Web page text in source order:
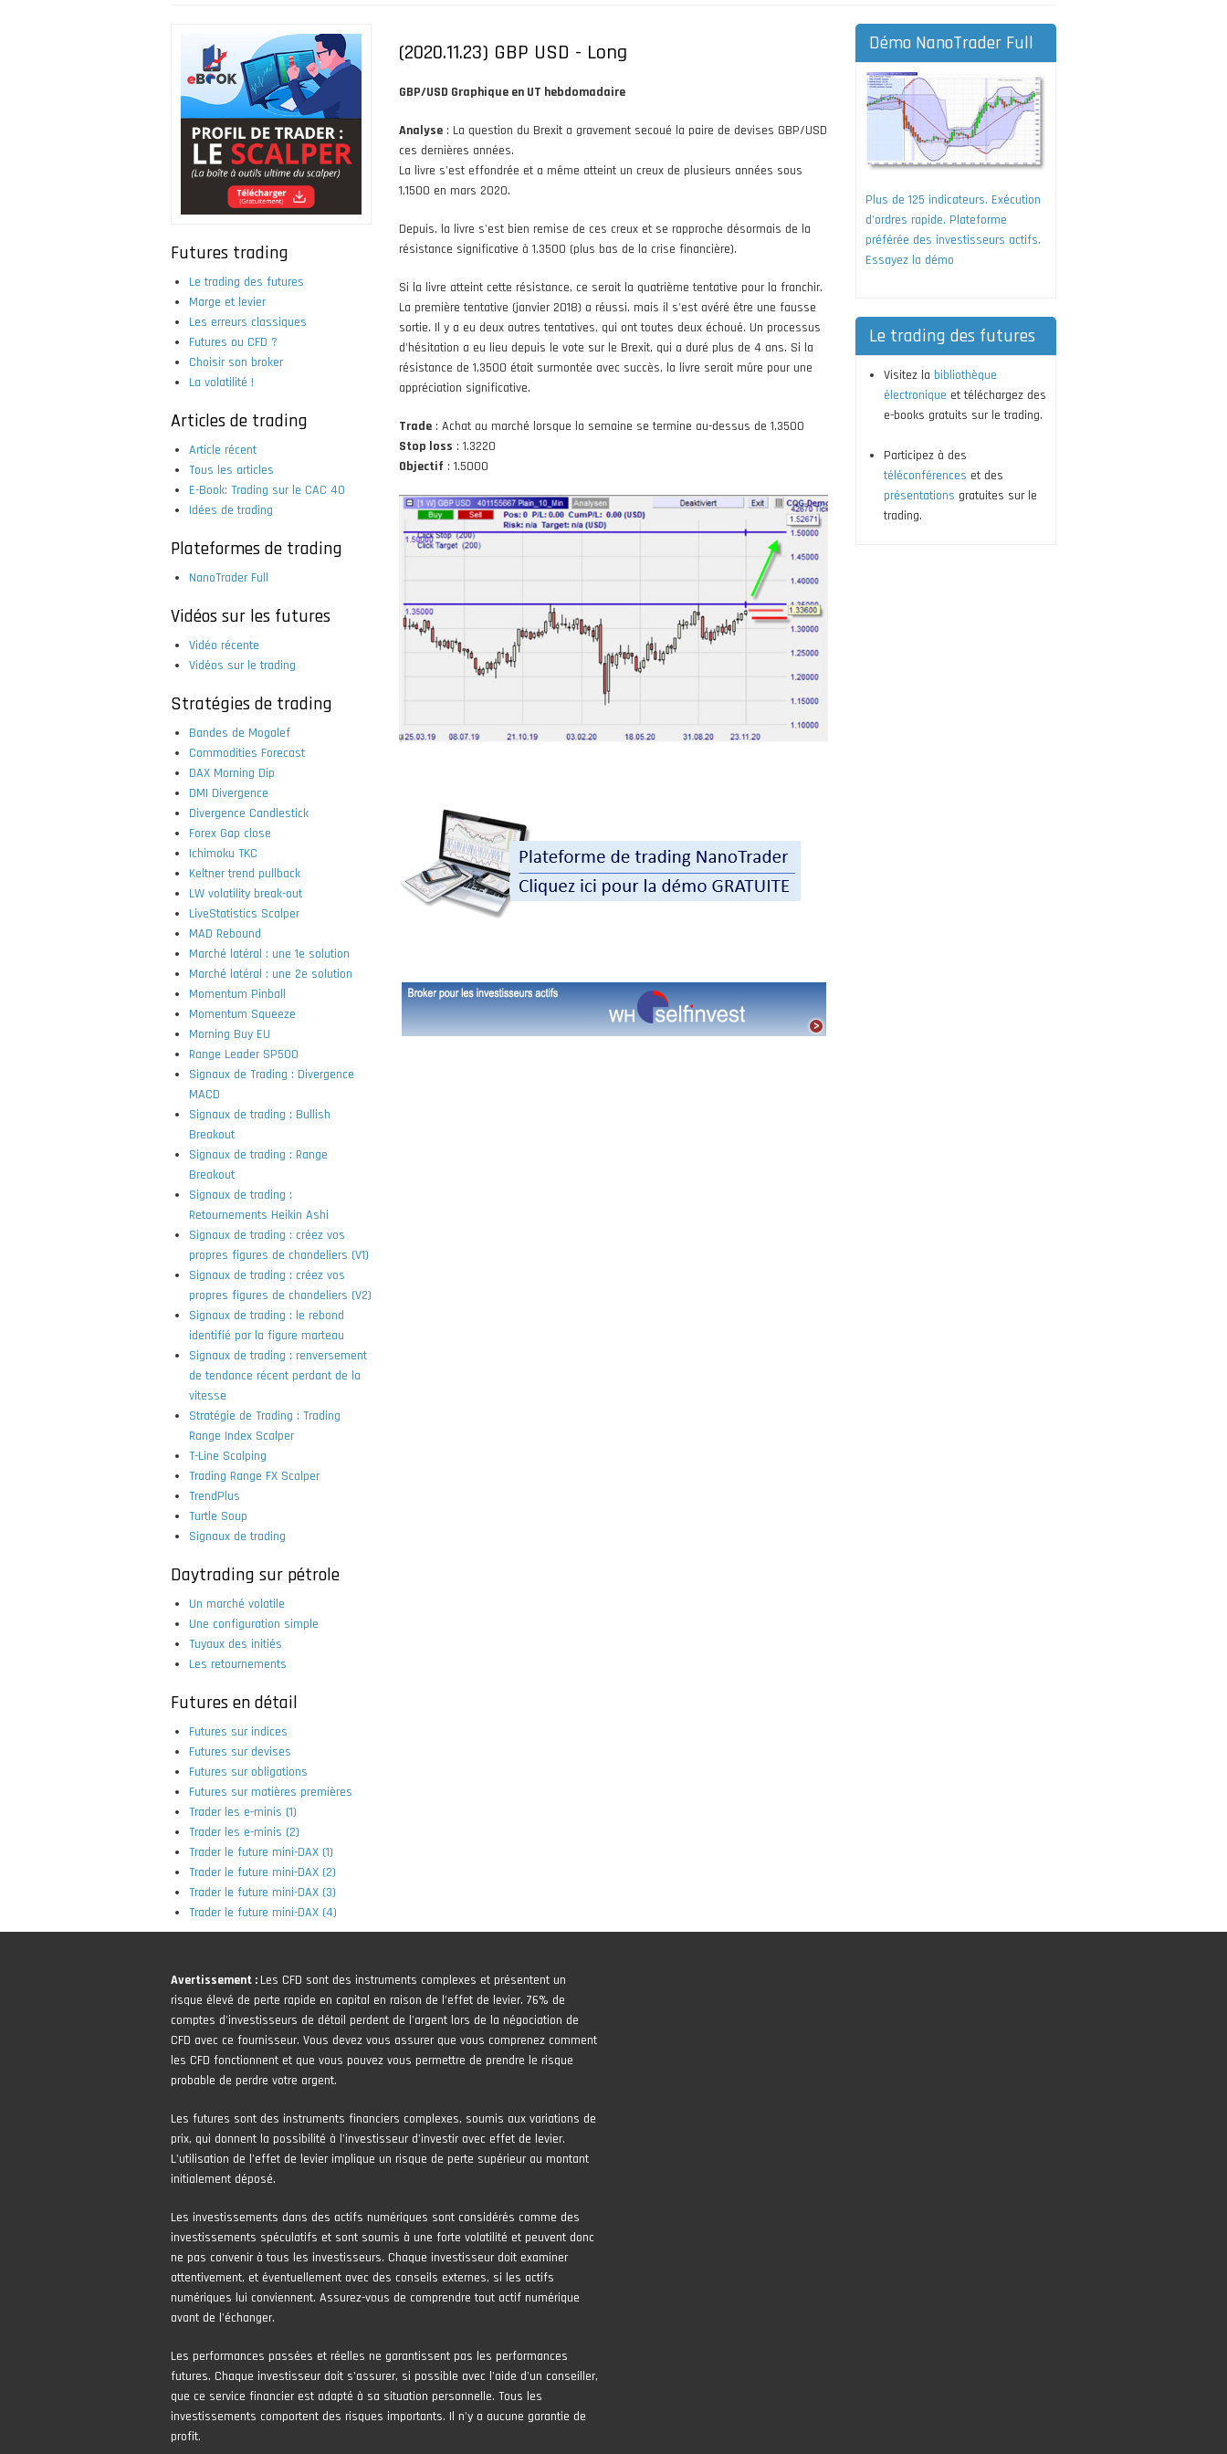
Futures trading
Le trading des futures
Marge et levier
Les erreurs classiques
Futures ou CFD ?
Choisir son broker
La volatilité !
Articles de trading
Article récent
Tous les articles
E-Book: Trading sur le CAC 40
Idées de trading
Plateformes de trading
NanoTrader Full
Vidéos sur les futures
Vidéo récente
Vidéos sur le trading
Stratégies de trading
Bandes de Mogalef
Commodities Forecast
DAX Morning Dip
DMI Divergence
Divergence Candlestick
Forex Gap close
Ichimoku TKC
Keltner trend pullback
LW volatility break-out
LiveStatistics Scalper
MAD Rebound
Marché latéral : une 1e solution
Marché latéral : une 2e solution
Momentum Pinball
Momentum Squeeze
Morning Buy EU
Range Leader SP500
Signaux de Trading : Divergence
MACD
Signaux de trading : Bullish
Breakout
Signaux de trading : Range
Breakout
Signaux de trading :
Retournements Heikin Ashi
Signaux de trading : créez vos
propres figures de chandeliers (V1)
Signaux de trading : créez vos
propres figures de chandeliers (V2)
Signaux de trading : le rebond
identifié par la figure marteau
Signaux de trading : renversement
de tendance récent perdant de la
vitesse
Stratégie de Trading : Trading
Range Index Scalper
T-Line Scalping
Trading Range FX Scalper
TrendPlus
Turtle Soup
Signaux de trading
Daytrading sur pétrole
Un marché volatile
Une configuration simple
Tuyaux des initiés
Les retournements
Futures en détail
Futures sur indices
Futures sur devises
Futures sur obligations
Futures sur matières premières
Trader les e-minis (1)
Trader les e-minis (2)
Trader le future mini-DAX (1)
Trader le future mini-DAX (2)
Trader le future mini-DAX (3)
Trader le future mini-DAX (4)
(2020.11.23) GBP USD - Long
GBP/USD Graphique en UT hebdomadaire
Analyse : La question du Brexit a gravement secoué la paire de devises GBP/USD
ces dernières années.
La livre s'est effondrée et a même atteint un creux de plusieurs années sous
1,1500 en mars 2020.
Depuis, la livre s'est bien remise de ces creux et se rapproche désormais de la
résistance significative à 1.3500 (plus bas de la crise financière).
Si la livre atteint cette résistance, ce serait la quatrième tentative pour la franchir.
La première tentative (janvier 2018) a réussi, mais il s'est avéré être une fausse
sortie. Il y a eu deux autres tentatives, qui ont toutes deux échoué. Un processus
d'hésitation a eu lieu depuis le vote sur le Brexit, qui a duré plus de 4 ans. Si la
résistance de 1,3500 était surmontée avec succès, la livre serait mûre pour une
appréciation significative.
Trade : Achat au marché lorsque la semaine se termine au-dessus de 1,3500
Stop loss : 1.3220
Objectif : 1.5000
Démo NanoTrader Full
Plus de 125 indicateurs. Exécution
d'ordres rapide. Plateforme
préférée des investisseurs actifs.
Essayez la démo
Le trading des futures
Visitez la bibliothèque
électronique et téléchargez des
e-books gratuits sur le trading.
Participez à des
téléconférences et des
présentations gratuites sur le
trading.
Avertissement : Les CFD sont des instruments complexes et présentent un
risque élevé de perte rapide en capital en raison de l'effet de levier. 76% de
comptes d'investisseurs de détail perdent de l'argent lors de la négociation de
CFD avec ce fournisseur. Vous devez vous assurer que vous comprenez comment
les CFD fonctionnent et que vous pouvez vous permettre de prendre le risque
probable de perdre votre argent.
Les futures sont des instruments financiers complexes, soumis aux variations de
prix, qui donnent la possibilité à l’investisseur d’investir avec effet de levier.
L’utilisation de l’effet de levier implique un risque de perte supérieur au montant
initialement déposé.
Les investissements dans des actifs numériques sont considérés comme des
investissements spéculatifs et sont soumis à une forte volatilité et peuvent donc
ne pas convenir à tous les investisseurs. Chaque investisseur doit examiner
attentivement, et éventuellement avec des conseils externes, si les actifs
numériques lui conviennent. Assurez-vous de comprendre tout actif numérique
avant de l'échanger.
Les performances passées et réelles ne garantissent pas les performances
futures. Chaque investisseur doit s'assurer, si possible avec l'aide d'un conseiller,
que ce service financier est adapté à sa situation personnelle. Tous les
investissements comportent des risques importants. Il n'y a aucune garantie de
profit.